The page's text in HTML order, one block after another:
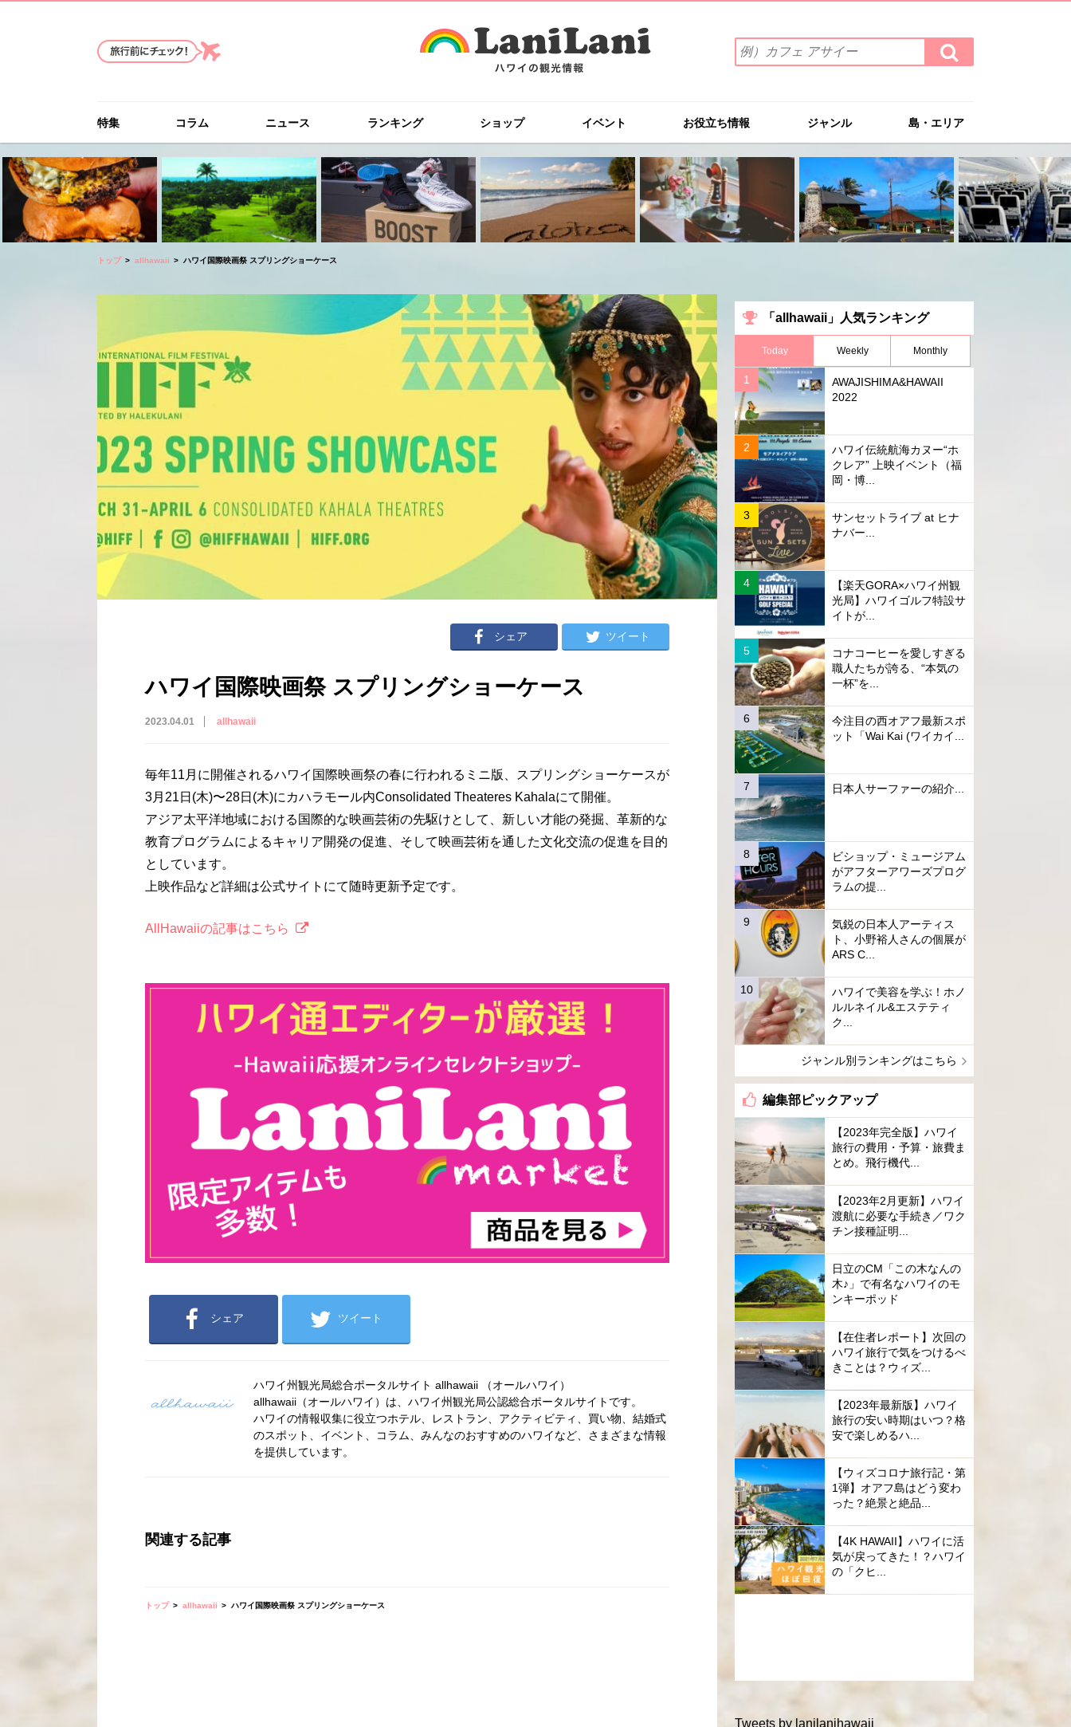
索
ワ
を
入
力
(例）
カ
フ
ェ
イ
ー
検
索
す
特集 コラム ニュース ランキング ショップ イベント お役立ち情報 ジャンル 島・エリア
トップ allhawaii ハワイ国際映画祭 スプリングショーケース
シェア ツイート
ハワイ国際映画祭 スプリングショーケース
2023.04.01 allhawaii
毎年11月に開催されるハワイ国際映画祭の春に行われるミニ版、スプリングショーケースが
3月21日(木)〜28日(木)にカハラモール内Consolidated Theateres Kahalaにて開催。
アジア太平洋地域における国際的な映画芸術の先駆けとして、新しい才能の発掘、革新的な
教育プログラムによるキャリア開発の促進、そして映画芸術を通した文化交流の促進を目的
としています。
上映作品など詳細は公式サイトにて随時更新予定です。
AllHawaiiの記事はこちら
シェア ツイート
ハワイ州観光局総合ポータルサイト allhawaii （オールハワイ）
allhawaii（オールハワイ）は、ハワイ州観光局公認総合ポータルサイトです。
ハワイの情報収集に役立つホテル、レストラン、アクティビティ、買い物、結婚式
のスポット、イベント、コラム、みんなのおすすめのハワイなど、さまざまな情報
を提供しています。
関連する記事
トップ allhawaii ハワイ国際映画祭 スプリングショーケース
「allhawaii」人気ランキング
Today Weekly Monthly
AWAJISHIMA&HAWAII
2022
ハワイ伝統航海カヌー“ホ
クレア” 上映イベント（福
岡・博...
サンセットライブ at ヒナ
ナバー...
【楽天GORA×ハワイ州観
光局】ハワイゴルフ特設サ
イトが...
コナコーヒーを愛しすぎる
職人たちが誇る、“本気の
一杯”を...
今注目の西オアフ最新スポ
ット「Wai Kai (ワイカイ...
日本人サーファーの紹介...
ビショップ・ミュージアム
がアフターアワーズプログ
ラムの提...
気鋭の日本人アーティス
ト、小野裕人さんの個展が
ARS C...
ハワイで美容を学ぶ！ホノ
ルルネイル&エステティ
ク...
ジャンル別ランキングはこちら
編集部ピックアップ
【2023年完全版】ハワイ
旅行の費用・予算・旅費ま
とめ。飛行機代...
【2023年2月更新】ハワイ
渡航に必要な手続き／ワク
チン接種証明...
日立のCM「この木なんの
木♪」で有名なハワイのモ
ンキーポッド
【在住者レポート】次回の
ハワイ旅行で気をつけるべ
きことは？ウィズ...
【2023年最新版】ハワイ
旅行の安い時期はいつ？格
安で楽しめるハ...
【ウィズコロナ旅行記・第
1弾】オアフ島はどう変わ
った？絶景と絶品...
【4K HAWAII】ハワイに活
気が戻ってきた！？ハワイ
の「クヒ...
Tweets by lanilanihawaii